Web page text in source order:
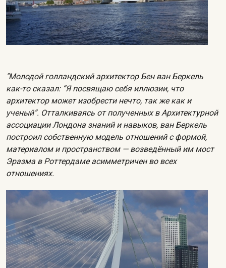
"Молодой голландский архитектор Бен ван Беркель
как-то сказал: “Я посвящаю себя иллюзии, что
архитектор может изобрести нечто, так же как и
ученый”. Отталкиваясь от полученных в Архитектурной
ассоциации Лондона знаний и навыков, ван Беркель
построил собственную модель отношений с формой,
материалом и пространством — возведённый им мост
Эразма в Роттердаме асимметричен во всех
отношениях.